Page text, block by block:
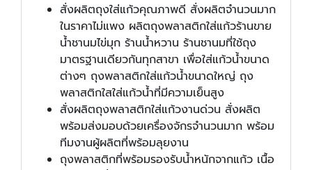
สั่งผลิตถุงใส่แก้วคุณภาพดี สั่งผลิตจำนวนมาก
ในราคาไม่แพง ผลิตถุงพลาสติกใส่แก้วร้านขาย
น้ำชานมไข่มุก ร้านน้ำหวาน ร้านชานมที่ใช้ถุง
มาตรฐานเดียวกันทุกสาขา เพื่อใส่แก้วน้ำขนาด
ต่างๆ ถุงพลาสติกใส่แก้วน้ำขนาดใหญ่ ถุง
พลาสติกใสใส่แก้วน้ำที่มีความเย็นสูง
สั่งผลิตถุงพลาสติกใส่แก้วงานด่วน สั่งผลิต
พร้อมส่งมอบด้วยเครื่องจักรจำนวนมาก พร้อม
ทีมงานผู้ผลิตที่พร้อมลุยงาน
ถุงพลาสติกที่พร้อมรองรับน้ำหนักจากแก้ว เนื้อ